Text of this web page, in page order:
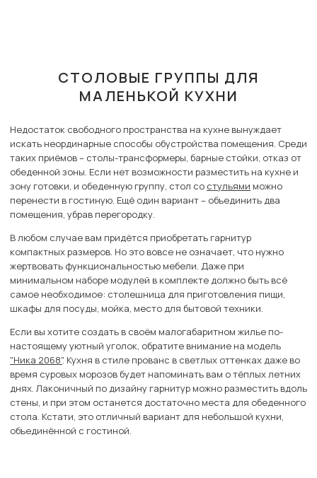
СТОЛОВЫЕ ГРУППЫ ДЛЯ
МАЛЕНЬКОЙ КУХНИ
Недостаток свободного пространства на кухне вынуждает
искать неординарные способы обустройства помещения. Среди
таких приёмов – столы-трансформеры, барные стойки, отказ от
обеденной зоны. Если нет возможности разместить на кухне и
зону готовки, и обеденную группу, стол со стульями можно
перенести в гостиную. Ещё один вариант – объединить два
помещения, убрав перегородку.
В любом случае вам придётся приобретать гарнитур
компактных размеров. Но это вовсе не означает, что нужно
жертвовать функциональностью мебели. Даже при
минимальном наборе модулей в комплекте должно быть всё
самое необходимое: столешница для приготовления пищи,
шкафы для посуды, мойка, место для бытовой техники.
Если вы хотите создать в своём малогабаритном жилье по-
настоящему уютный уголок, обратите внимание на модель
"Ника 2068". Кухня в стиле прованс в светлых оттенках даже во
время суровых морозов будет напоминать вам о тёплых летних
днях. Лаконичный по дизайну гарнитур можно разместить вдоль
стены, и при этом останется достаточно места для обеденного
стола. Кстати, это отличный вариант для небольшой кухни,
объединённой с гостиной.